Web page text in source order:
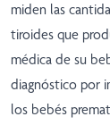
miden las
tiroides que
médica de su
diagnóstico por
los bebés